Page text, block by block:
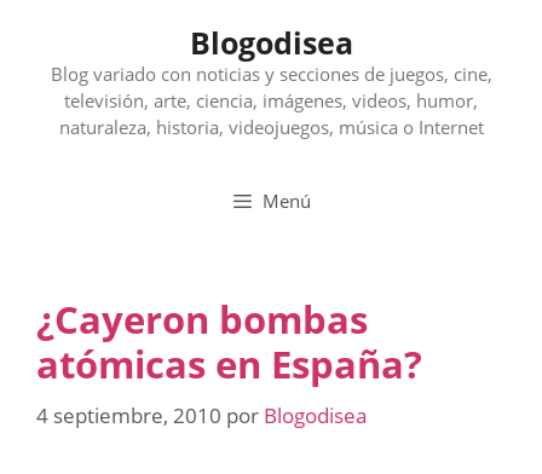
contenido
Blogodisea
Blog variado con noticias y secciones de juegos, cine,
televisión, arte, ciencia, imágenes, videos, humor,
naturaleza, historia, videojuegos, música o Internet
Menú
¿Cayeron bombas
atómicas en España?
4 septiembre, 2010 por Blogodisea